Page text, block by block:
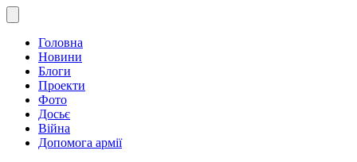
Головна
Новини
Блоги
Проекти
Фото
Досьє
Війна
Допомога армії